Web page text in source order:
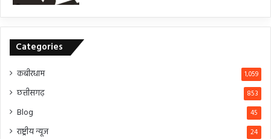
Categories
कबीरधाम 1,059
छत्तीसगढ़ 853
Blog 45
राष्ट्रीय न्यूज 24